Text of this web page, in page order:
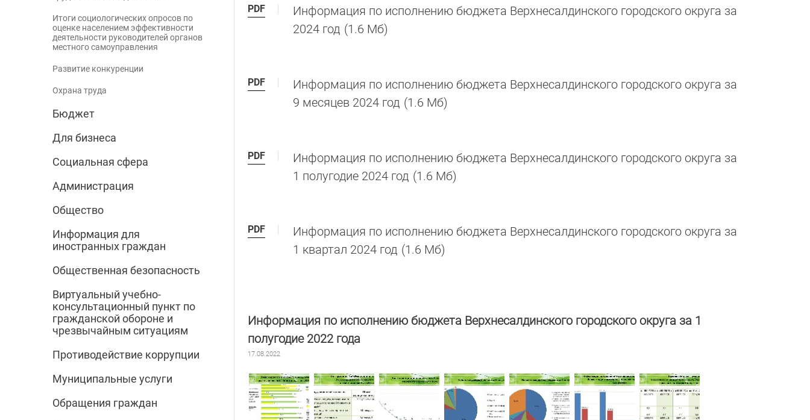
Итоги социологических опросов по
оценке населением эффективности
деятельности руководителей органов
местного самоуправления
Развитие конкуренции
Охрана труда
Бюджет
Для бизнеса
Социальная сфера
Администрация
Общество
Информация для
иностранных граждан
Общественная безопасность
Виртуальный учебно-
консультационный пункт по
гражданской обороне и
чрезвычайным ситуациям
Противодействие коррупции
Муниципальные услуги
Обращения граждан
PDF
Информация по исполнению бюджета Верхнесалдинского городского округа за
2024 год (1.6 Мб)
PDF
Информация по исполнению бюджета Верхнесалдинского городского округа за
9 месяцев 2024 год (1.6 Мб)
PDF
Информация по исполнению бюджета Верхнесалдинского городского округа за
1 полугодие 2024 год (1.6 Мб)
PDF
Информация по исполнению бюджета Верхнесалдинского городского округа за
1 квартал 2024 год (1.6 Мб)
Информация по исполнению бюджета Верхнесалдинского городского округа за 1
полугодие 2022 года
17.08.2022